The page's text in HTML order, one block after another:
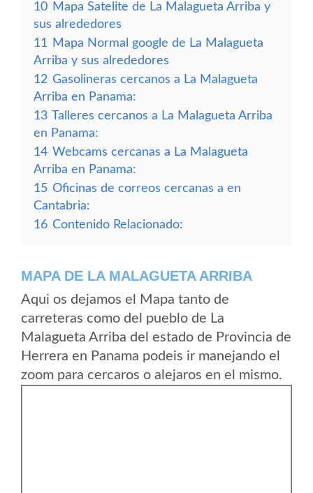
10 Mapa Satelite de La Malagueta Arriba y
sus alrededores
11
Mapa Normal google de La Malagueta
Arriba y sus alrededores
12 Gasolineras cercanos a La Malagueta
Arriba en Panama:
13 Talleres cercanos a La Malagueta Arriba
en Panama:
14 Webcams cercanas a La Malagueta
Arriba en Panama:
15 Oficinas de correos cercanas a en
Cantabria:
16 Contenido Relacionado:
MAPA DE LA MALAGUETA ARRIBA
Aqui os dejamos el Mapa tanto de
carreteras como del pueblo de La
Malagueta Arriba del estado de Provincia de
Herrera en Panama podeis ir manejando el
zoom para cercaros o alejaros en el mismo.